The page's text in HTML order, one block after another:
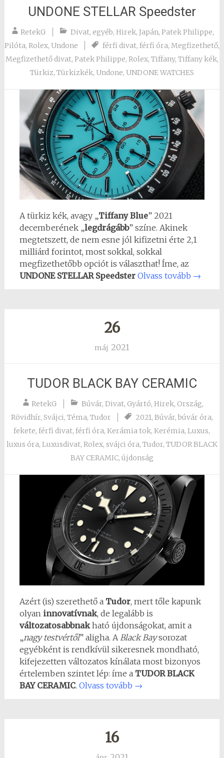
UNDONE STELLAR Speedster
RetekG Divat, egyéb,Hirek,Japán,Patek Philippe,
Pilóta, Rolex, Undone férfi divat, férfi óra, Megfizethető,
Megfizethető divat, Patek Philippe, Rolex, Tiffany, Tiffany kék,
Türkiz, Türkizkék, Undone, UNDONE WATCHES
A türkiz kék, avagy „Tiffany Blue” 2021
decemberének „legdrágább” színe. Akinek
megtetszett, de nem esne jól kifizetni érte 2,1
milliárd forintot, most sokkal, sokkal
megfizethetőbb opciót is választhat! Íme, az
UNDONE STELLAR Speedster Olvass tovább →
26
máj 2021
TUDOR BLACK BAY CERAMIC
RetekG Búvár, Divat, Gyártó, Hirek, Ország,
Rövidhír, Svájci, Téma, Tudor 2021, Búvár, búvár óra,
fekete,férfi divat,férfi óra,Kerámia tok,Kerémia,Luxus,
luxus óra, Luxusdivat, Rolex, svájci óra, Tudor, TUDOR BLACK
BAY CERAMIC, újdonság
Azért (is) szerethető a Tudor, mert tőle kapunk
olyan innovatívnak, de legalább is
változatosabbnakható újdonságokat, amit a
„nagy testvértől” aligha. A Black Baysorozat
egyébként is rendkívül sikeresnek mondható,
kifejezetten változatos kínálata most bizonyos
értelemben szintet lép: íme a TUDOR BLACK
BAY CERAMIC. Olvass tovább →
16